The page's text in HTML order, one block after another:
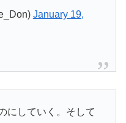
January 19,
にしていく。そして